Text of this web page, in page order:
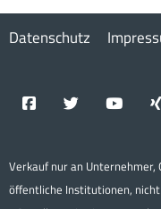
Datenschutz
Verkauf nur an
öffentliche Institutionen,